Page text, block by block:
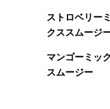
ストロベリー
クススムージ
マンゴーミッ
スムージー